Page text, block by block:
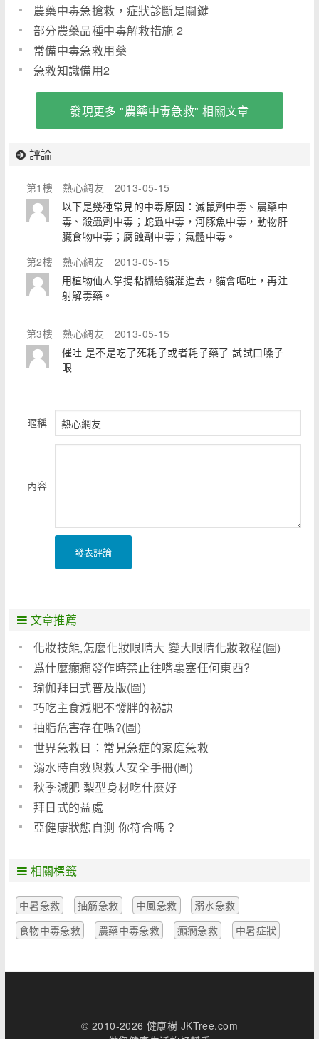
農藥中毒急搶救，症狀診斷是關鍵
部分農藥品種中毒解救措施 2
常備中毒急救用藥
急救知識備用2
發現更多 "農藥中毒急救" 相關文章
評論
第1樓 熱心網友
2013-05-15
以下是幾種常見的中毒原因：滅鼠劑中毒、農藥中
毒、殺蟲劑中毒；蛇蟲中毒，河豚魚中毒，動物肝
臟食物中毒；腐蝕劑中毒；氣體中毒。
第2樓
熱心網友
2013-05-15
用植物仙人掌搗粘糊給貓灌進去，貓會嘔吐，再注
射解毒藥。
第3樓 熱心網友
2013-05-15
催吐 是不是吃了死耗子或者耗子藥了 試試口嗓子
眼
暱稱
內容
發表評論
文章推薦
化妝技能,怎麼化妝眼睛大 變大眼睛化妝教程(圖)
爲什麼癲癇發作時禁止往嘴裏塞任何東西?
瑜伽拜日式普及版(圖)
巧吃主食減肥不發胖的祕訣
抽脂危害存在嗎?(圖)
世界急救日：常見急症的家庭急救
溺水時自救與救人安全手冊(圖)
秋季減肥 梨型身材吃什麼好
拜日式的益處
亞健康狀態自測 你符合嗎？
相關標籤
中暑急救 抽筋急救 中風急救
溺水急救
食物中毒急救
農藥中毒急救 癲癇急救 中暑症狀
© 2010-2026 健康樹 JKTree.com